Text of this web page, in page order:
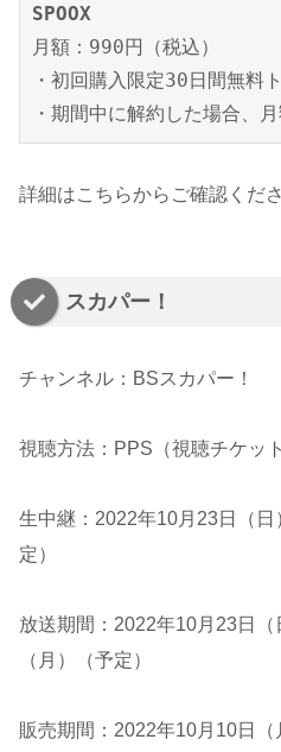
SPOOX
月額：990円（税込）
・初回購入限定30日間無料
・期間中に解約した場合、
詳細はこちらからご確認くだ
スカパー！
チャンネル：BSスカパー！
視聴方法：PPS（視聴チケット
生中継：2022年10月23日（
定）
放送期間：2022年10月23日（
（月）（予定）
販売期間：2022年10月10日（